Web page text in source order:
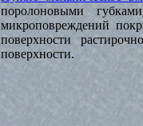
поролоновыми
микроповреждений
поверхности
поверхности.